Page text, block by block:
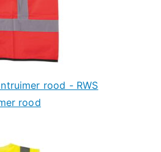
rood - RWS
rood